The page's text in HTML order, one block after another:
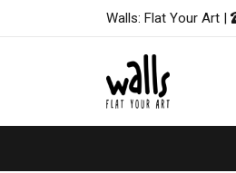
Walls: Flat Your Art |